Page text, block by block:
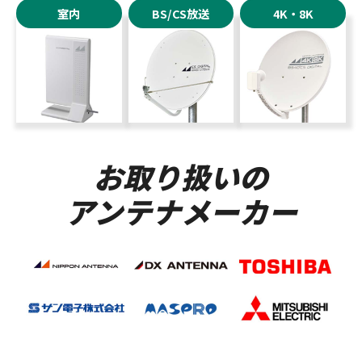
室内 BS/CS放送 4K・8K
お取り扱いの
アンテナメーカー